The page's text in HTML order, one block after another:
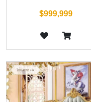
$999,999